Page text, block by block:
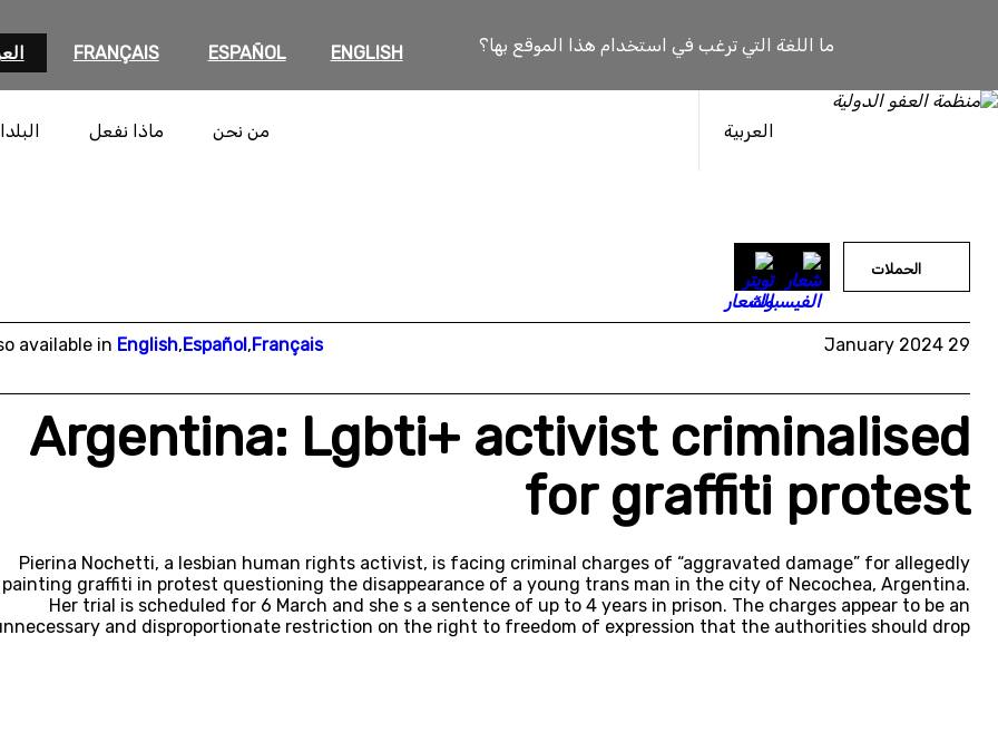
ما اللغة التي ترغب في استخدام هذا الموقع بها؟ ENGLISH
ESPAÑOL
FRANÇAIS
العربية من نحن ماذا نفعل
الحملات
29 January 2024
available in English,Español,Français
Argentina: Lgbti+ activist criminalised
for graffiti protest
Pierina Nochetti, a lesbian human rights activist, is facing criminal charges of “aggravated damage” for allegedly
painting graffiti in protest questioning the disappearance of a young trans man in the city of Necochea, Argentina.
Her trial is scheduled for 6 March and she s a sentence of up to 4 years in prison. The charges appear to be an
and disproportionate restriction on the right to freedom of expression that the authorities should drop.